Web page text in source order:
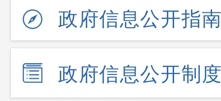
政府信息公开指
政府信息公开制